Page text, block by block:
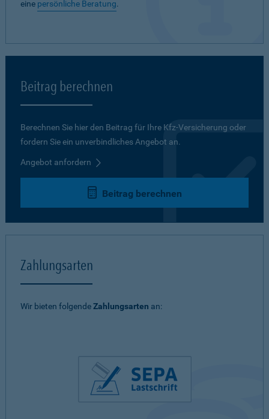
eine persönliche Beratung.
Beitrag berechnen
Berechnen Sie hier den Beitrag für Ihre Kfz-Versicherung oder
fordern Sie ein unverbindliches Angebot an.
Angebot anfordern
Beitrag berechnen
Zahlungsarten
Wir bieten folgendeZahlungsarten an: